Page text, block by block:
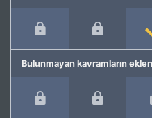
Bulunmayan kavramların